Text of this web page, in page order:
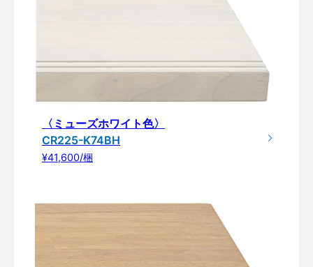
〈ミューズホワイト色〉
CR225-K74BH
¥41,600/梱